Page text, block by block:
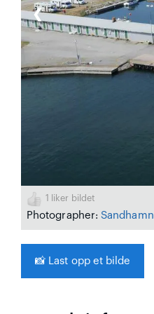
❮
1 liker bildet
Photographer: Sandhamn
📸 Last opp et bilde